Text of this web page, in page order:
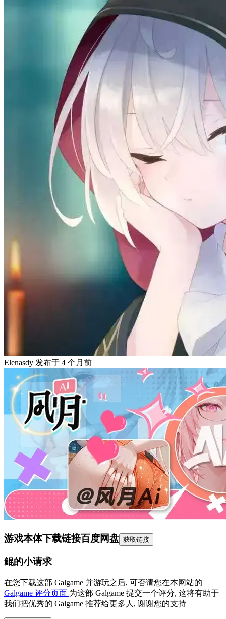
Elenasdy 发布于 4 个月前
游戏本体下载链接百度网盘 获取链接
鲲的小请求
在您下载这部 Galgame 并游玩之后, 可否请您在本网站的
Galgame 评分页面 为这部 Galgame 提交一个评分, 这将有助于
我们把优秀的 Galgame 推荐给更多人, 谢谢您的支持